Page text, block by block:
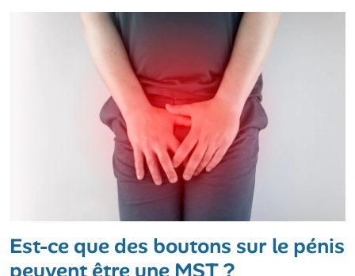
Est-ce que des boutons sur le pénis